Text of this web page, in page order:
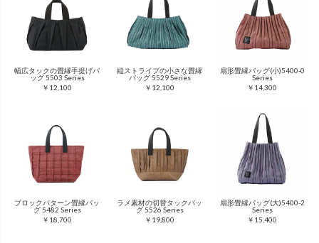
幅広タックの畳縁手提げバ
ッグ 5503 Series
￥12,100
縦ストライプの小さな畳縁
バッグ 5529 Series
￥12,100
扇形畳縁バッグ(小)5400-0
Series
￥14,300
ブロックパターン畳縁バッ
グ 5482 Series
￥18,700
ラメ素材の切替タックバッ
グ 5526 Series
￥19,800
扇形畳縁バッグ(大)5400-2
Series
￥15,400